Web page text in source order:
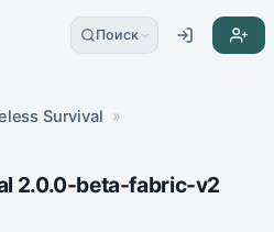
Поиск
Survival »
2.0.0-beta-fabric-v2